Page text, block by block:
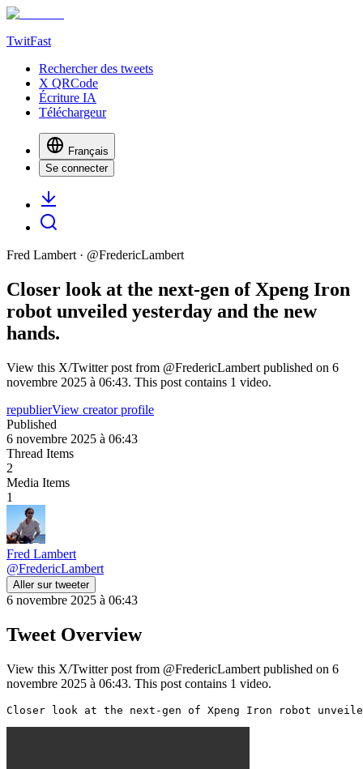
TwitFast
Rechercher des tweets
X QRCode
Écriture IA
Téléchargeur
Français
Se connecter
Fred Lambert · @FredericLambert
Closer look at the next-gen of Xpeng Iron
robot unveiled yesterday and the new
hands.
View this X/Twitter post from @FredericLambert published on 6
novembre 2025 à 06:43. This post contains 1 video.
republierView creator profile
Published
6 novembre 2025 à 06:43
Thread Items
2
Media Items
1
Fred Lambert
@FredericLambert
Aller sur tweeter
6 novembre 2025 à 06:43
Tweet Overview
View this X/Twitter post from @FredericLambert published on 6
novembre 2025 à 06:43. This post contains 1 video.
Closer look at the next-gen of Xpeng Iron robot